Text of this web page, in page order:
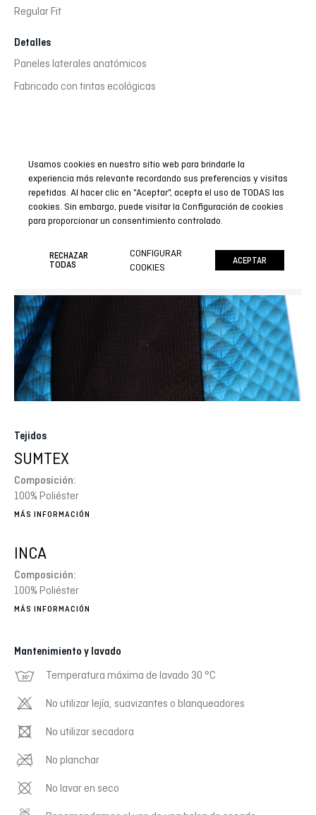
Regular Fit
Detalles
Paneles laterales anatómicos
Fabricado con tintas ecológicas
Regulación de temperatura
Dual confort system: El tejido tiene un tratamiento final
que le proporciona la capacidad de expulsar rápidamente
Tejidos
SUMTEX
Composición:
100% Poliéster
MÁS INFORMACIÓN
INCA
Composición:
100% Poliéster
MÁS INFORMACIÓN
Mantenimiento y lavado
Temperatura máxima de lavado 30 °C
No utilizar lejía, suavizantes o blanqueadores
No utilizar secadora
No planchar
No lavar en seco
Usamos cookies en nuestro sitio web para brindarle la
experiencia más relevante recordando sus preferencias y visitas
repetidas. Al hacer clic en "Aceptar", acepta el uso de TODAS las
cookies. Sin embargo, puede visitar la Configuración de cookies
para proporcionar un consentimiento controlado.
RECHAZAR
TODAS
CONFIGURAR
COOKIES
ACEPTAR